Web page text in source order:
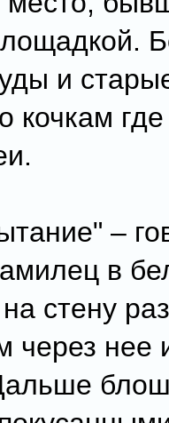
и
кочкам
–
в
стену
через нее